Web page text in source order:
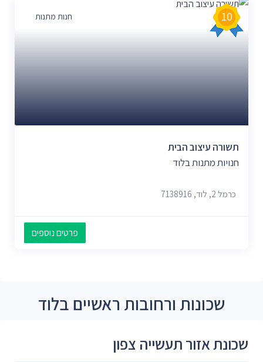
חנות מתנות 10
תשורה עיצוב הבית
חנויות מתנות בלוד
כרמל 2, לוד, 7138916
פרטים נוספים
שכונות ורחובות ראשיים בלוד
שכונת אזור תעשייה צפון